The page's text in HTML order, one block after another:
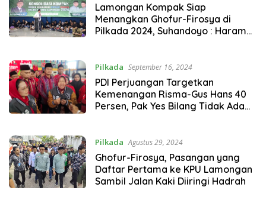
Lamongan Kompak Siap
Menangkan Ghofur-Firosya di
Pilkada 2024, Suhandoyo : Haram
Pilkada September 16, 2024
PDI Perjuangan Targetkan
Kemenangan Risma-Gus Hans 40
Persen, Pak Yes Bilang Tidak Ada
Pilkada Agustus 29, 2024
Ghofur-Firosya, Pasangan yang
Daftar Pertama ke KPU Lamongan
Sambil Jalan Kaki Diiringi Hadrah